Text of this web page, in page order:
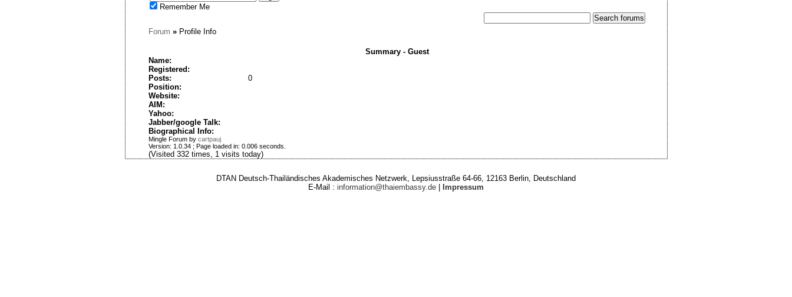
Remember Me
Forum »Profile Info
Summary - Guest
Name:
Registered:
Posts:
0
Position:
Website:
AIM:
Yahoo:
Jabber/google Talk:
Biographical Info:
Mingle Forum by cartpauj
Version: 1.0.34 ; Page loaded in: 0.006 seconds.
(Visited 332 times, 1 visits today)
DTAN Deutsch-Thailändisches Akademisches Netzwerk, Lepsiusstraße 64-66, 12163 Berlin, Deutschland
E-Mail : information@thaiembassy.de Impressum